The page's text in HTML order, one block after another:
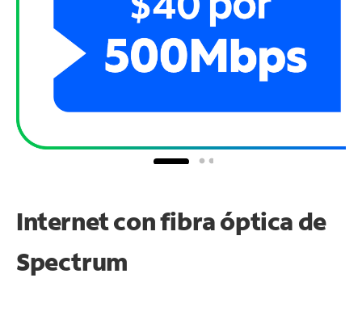
Internet con fibra óptica de
Spectrum